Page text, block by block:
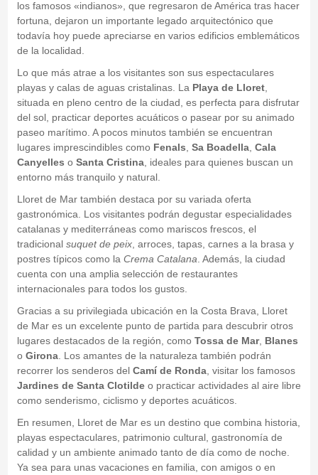
los famosos «indianos», que regresaron de América tras hacer
fortuna, dejaron un importante legado arquitectónico que
todavía hoy puede apreciarse en varios edificios emblemáticos
de la localidad.
Lo que más atrae a los visitantes son sus espectaculares
playas y calas de aguas cristalinas. La Playa de Lloret,
situada en pleno centro de la ciudad, es perfecta para disfrutar
del sol, practicar deportes acuáticos o pasear por su animado
paseo marítimo. A pocos minutos también se encuentran
lugares imprescindibles como Fenals Sa Boadella, Cala
Canyelles o Santa Cristina, ideales para quienes buscan un
entorno más tranquilo y natural.
Lloret de Mar también destaca por su variada oferta
gastronómica. Los visitantes podrán degustar especialidades
catalanas y mediterráneas como mariscos frescos, el
tradicional suquet de peix, arroces, tapas, carnes a la brasa y
postres típicos como la Crema Catalana . Además, la ciudad
cuenta con una amplia selección de restaurantes
internacionales para todos los gustos.
Gracias a su privilegiada ubicación en la Costa Brava, Lloret
de Mar es un excelente punto de partida para descubrir otros
lugares destacados de la región, como Tossa de Mar, Blanes
o Girona. Los amantes de la naturaleza también podrán
recorrer los senderos del Camí de Ronda, visitar los famosos
Jardines de Santa Clotildeo practicar actividades al aire libre
como senderismo, ciclismo y deportes acuáticos.
En resumen, Lloret de Mar es un destino que combina historia,
playas espectaculares, patrimonio cultural, gastronomía de
calidad y un ambiente animado tanto de día como de noche.
Ya sea para unas vacaciones en familia, con amigos o en